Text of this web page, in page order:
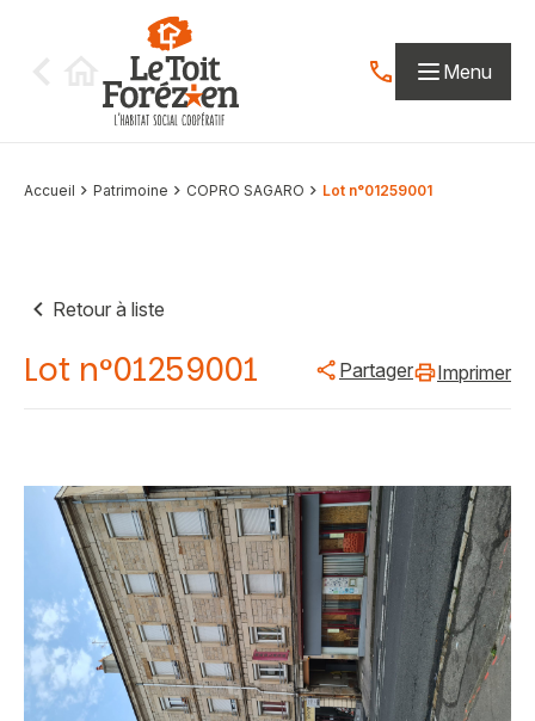
Contactez-nous
Menu
Accueil Patrimoine COPRO SAGARO Lot n°01259001
Retour à liste
Lot n°01259001 Partager Imprimer